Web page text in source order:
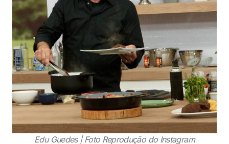
Edu Guedes | Foto Reprodução do Instagram